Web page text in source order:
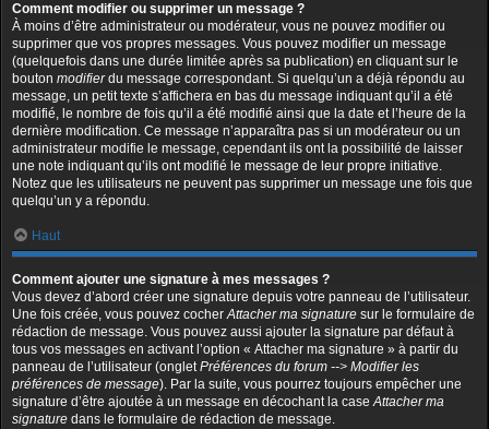
Comment modifier ou supprimer un message ?
À moins d’être administrateur ou modérateur, vous ne pouvez modifier ou
supprimer que vos propres messages. Vous pouvez modifier un message
(quelquefois dans une durée limitée après sa publication) en cliquant sur le
bouton modifierdu message correspondant. Si quelqu’un a déjà répondu au
message, un petit texte s’affichera en bas du message indiquant qu’il a été
modifié, le nombre de fois qu’il a été modifié ainsi que la date et l’heure de la
dernière modification. Ce message n’apparaîtra pas si un modérateur ou un
administrateur modifie le message, cependant ils ont la possibilité de laisser
une note indiquant qu’ils ont modifié le message de leur propre initiative.
Notez que les utilisateurs ne peuvent pas supprimer un message une fois que
quelqu’un y a répondu.
Haut
Comment ajouter une signature à mes messages ?
Vous devez d’abord créer une signature depuis votre panneau de l’utilisateur.
Une fois créée, vous pouvez cocherAttacher ma signature sur le formulaire de
rédaction de message. Vous pouvez aussi ajouter la signature par défaut à
tous vos messages en activant l’option « Attacher ma signature » à partir du
panneau de l’utilisateur (ongletPréférences du forum --> Modifier les
préférences de message). Par la suite, vous pourrez toujours empêcher une
signature d’être ajoutée à un message en décochant la caseAttacher ma
signature dans le formulaire de rédaction de message.